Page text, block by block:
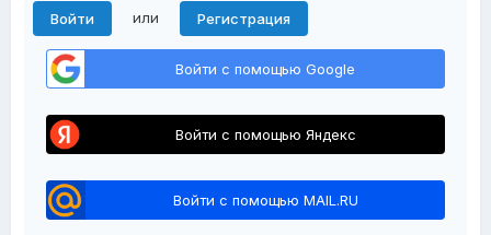
Войти
или Регистрация
Войти с помощью Google
Войти с помощью Яндекс
Войти с помощью MAIL.RU